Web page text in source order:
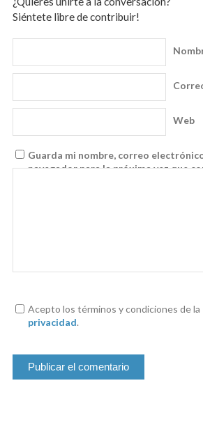
Siéntete libre de contribuir!
Web
Guarda mi nombre, correo
navegador para la próxima vez que
Acepto los términos y condiciones de la
privacidad.